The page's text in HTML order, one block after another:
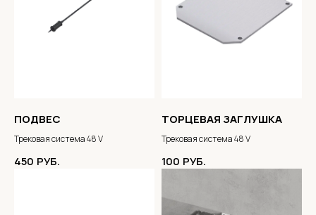
ПОДВЕС
Трековая система 48 V
450 РУБ.
ТОРЦЕВАЯ ЗАГЛУШКА
Трековая система 48 V
100 РУБ.